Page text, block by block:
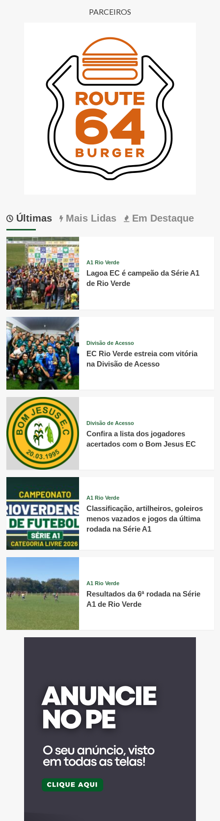
PARCEIROS
Últimas Mais Lidas Em Destaque
A1 Rio Verde
Lagoa EC é campeão da Série A1
de Rio Verde
Divisão de Acesso
EC Rio Verde estreia com vitória
na Divisão de Acesso
Divisão de Acesso
Confira a lista dos jogadores
acertados com o Bom Jesus EC
A1 Rio Verde
Classificação, artilheiros, goleiros
menos vazados e jogos da última
rodada na Série A1
A1 Rio Verde
Resultados da 6ª rodada na Série
A1 de Rio Verde